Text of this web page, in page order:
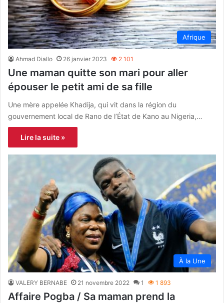
Afrique
Ahmad Diallo 26 janvier 2023 2 101
Une maman quitte son mari pour aller
épouser le petit ami de sa fille
Une mère appelée Khadija, qui vit dans la région du
gouvernement local de Rano de l’État de Kano au Nigeria,…
Lire la suite »
À la Une
VALERY BERNABE 21 novembre 2022 1 1 893
Affaire Pogba / Sa maman prend la